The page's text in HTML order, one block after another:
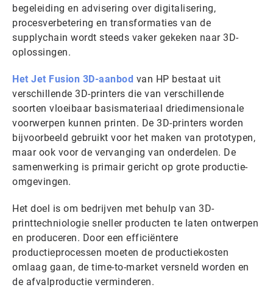
begeleiding en advisering over digitalisering,
procesverbetering en transformaties van de
supplychain wordt steeds vaker gekeken naar 3D-
oplossingen.
Het Jet Fusion 3D-aanbod van HP bestaat uit
verschillende 3D-printers die van verschillende
soorten vloeibaar basismateriaal driedimensionale
voorwerpen kunnen printen. De 3D-printers worden
bijvoorbeeld gebruikt voor het maken van prototypen,
maar ook voor de vervanging van onderdelen. De
samenwerking is primair gericht op grote productie-
omgevingen.
Het doel is om bedrijven met behulp van 3D-
printtechniologie sneller producten te laten ontwerpen
en produceren. Door een efficiëntere
productieprocessen moeten de productiekosten
omlaag gaan, de time-to-market versneld worden en
de afvalproductie verminderen.